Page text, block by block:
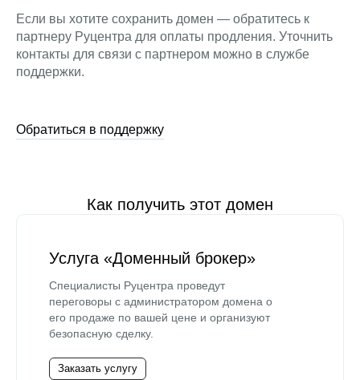
Если вы хотите сохранить домен — обратитесь к
партнеру Руцентра для оплаты продления. Уточнить
контакты для связи с партнером можно в службе
поддержки.
Обратиться в поддержку
Как получить этот домен
Услуга «Доменный брокер»
Специалисты Руцентра проведут
переговоры с администратором домена о
его продаже по вашей цене и организуют
безопасную сделку.
Заказать услугу